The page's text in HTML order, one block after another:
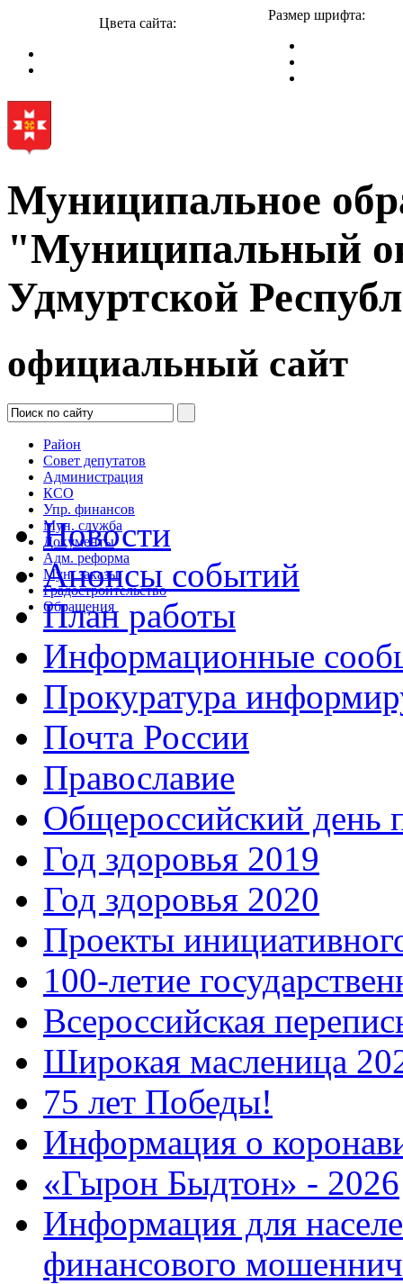
Цвета сайта:
Размер шрифта:
Муниципальное
"Муниципальный
Удмуртской
официальный сайт
Район
Совет депутатов
Администрация
КСО
Упр. финансов
Мун. служба
Документы
Адм. реформа
Мун. заказы
Градостроительство
Обращения
Новости
Анонсы событий
План работы
Информационные
Прокуратура
Почта России
Православие
Общероссийский день
Год здоровья 2019
Год здоровья 2020
Проекты
100-летие
Всероссийская
Широкая масленица
75 лет Победы!
Информация о
«Гырон Быдтон» - 2026
Информация для
финансового